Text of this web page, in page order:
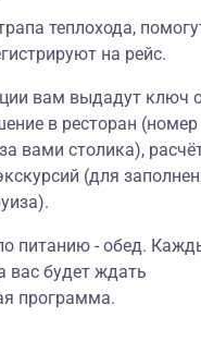
теплохода,
на рейс.
вам выдадут ключ
в ресторан (номер
вами столика),
(для
питанию - обед.
вас будет ждать
программа.